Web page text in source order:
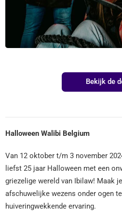
Bekijk de
Halloween Walibi Belgium
Van 12 oktober t/m 3 november
liefst 25 jaar Halloween met een
griezelige wereld van Ibilaw! Maak
afschuwelijke wezens onder ogen
huiveringwekkende ervaring.